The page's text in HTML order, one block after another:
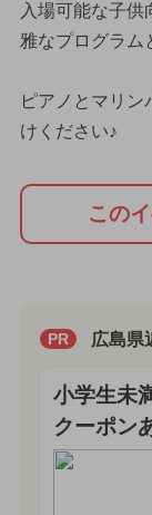
入場可能な子
雅なプログラム
ピアノとマリ
けください♪
この
PR 広島県
小学生未
クーポン